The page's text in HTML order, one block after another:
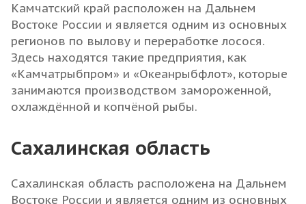
Камчатский край расположен на Дальнем
Востоке России и является одним из основных
регионов по вылову и переработке лосося.
Здесь находятся такие предприятия, как
«Камчатрыбпром» и «Океанрыбфлот», которые
занимаются производством замороженной,
охлаждённой и копчёной рыбы.
Сахалинская область
Сахалинская область расположена на Дальнем
Востоке России и является одним из основных